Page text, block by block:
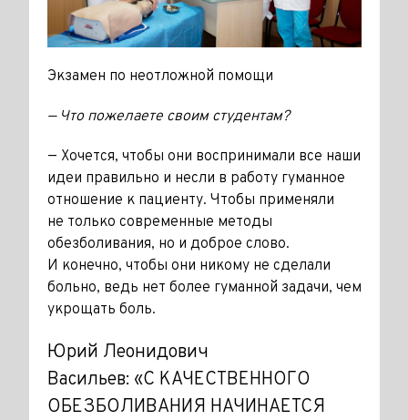
Экзамен по неотложной помощи
— Что пожелаете своим студентам?
— Хочется, чтобы они воспринимали все наши
идеи правильно и несли в работу гуманное
отношение к пациенту. Чтобы применяли
не только современные методы
обезболивания, но и доброе слово.
И конечно, чтобы они никому не сделали
больно, ведь нет более гуманной задачи, чем
укрощать боль.
Юрий Леонидович
Васильев: «С КАЧЕСТВЕННОГО
ОБЕЗБОЛИВАНИЯ НАЧИНАЕТСЯ